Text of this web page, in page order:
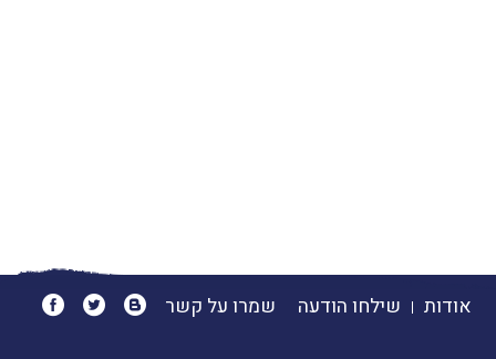
אודות שילחו הודעה שמרו על קשר